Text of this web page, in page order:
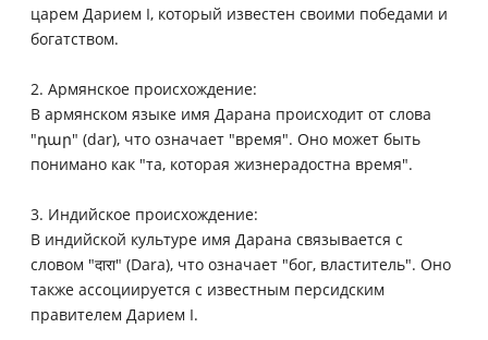
царем Дарием I, который известен своими победами и
богатством.
2. Армянское происхождение:
В армянском языке имя Дарана происходит от слова
"դար" (dar), что означает "время". Оно может быть
понимано как "та, которая жизнерадостна время".
3. Индийское происхождение:
В индийской культуре имя Дарана связывается с
словом "दारा" (Dara), что означает "бог, властитель". Оно
также ассоциируется с известным персидским
правителем Дарием I.